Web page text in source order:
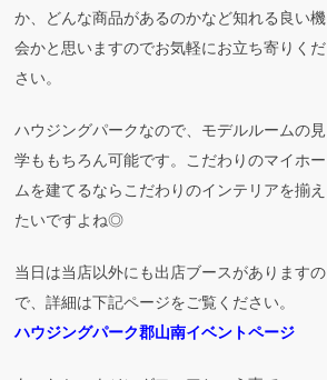
か、どんな商品があるのかなど知れる良い機
会かと思いますのでお気軽にお立ち寄りくだ
さい。
ハウジングパークなので、モデルルームの見
学ももちろん可能です。こだわりのマイホー
ムを建てるならこだわりのインテリアを揃え
たいですよね◎
当日は当店以外にも出店ブースがありますの
で、詳細は下記ページをご覧ください。
ハウジングパーク郡山南イベントページ